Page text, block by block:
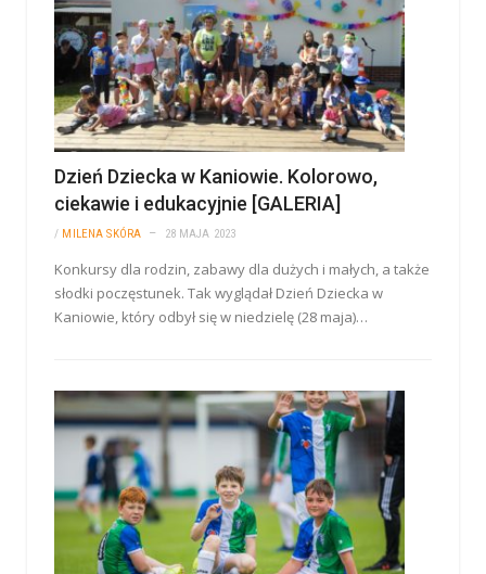
Dzień Dziecka w Kaniowie. Kolorowo,
ciekawie i edukacyjnie [GALERIA]
/ MILENA SKÓRA 28 MAJA 2023
Konkursy dla rodzin, zabawy dla dużych i małych, a także
słodki poczęstunek. Tak wyglądał Dzień Dziecka w
Kaniowie, który odbył się w niedzielę (28 maja)…